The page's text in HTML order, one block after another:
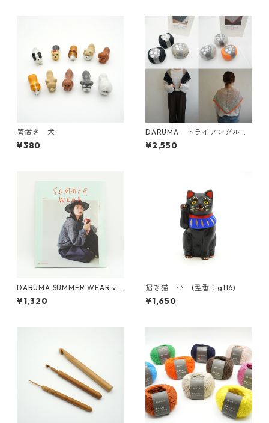
箸置き 犬
¥380
DARUMA トライアングルレ
ースショールKIT
¥2,550
DARUMA SUMMER WEAR vo
l.1
¥1,320
招き猫 小 (型番：g116)
¥1,650